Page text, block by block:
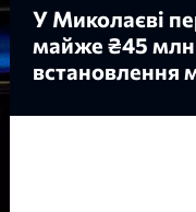
У Миколаєві
майже ₴45
встановлення